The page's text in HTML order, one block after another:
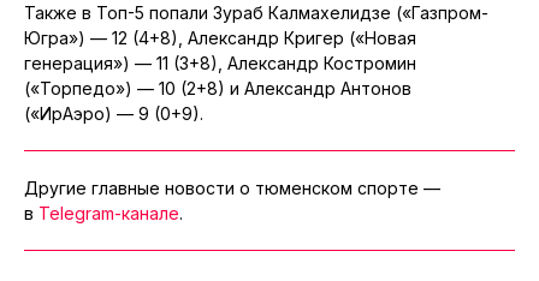
Также в Топ-5 попали Зураб Калмахелидзе («Газпром-
Югра») — 12 (4+8), Александр Кригер («Новая
генерация») — 11 (3+8), Александр Костромин
(«Торпедо») — 10 (2+8) и Александр Антонов
(«ИрАэро) — 9 (0+9).
Другие главные новости о тюменском спорте —
в Telegram-канале.